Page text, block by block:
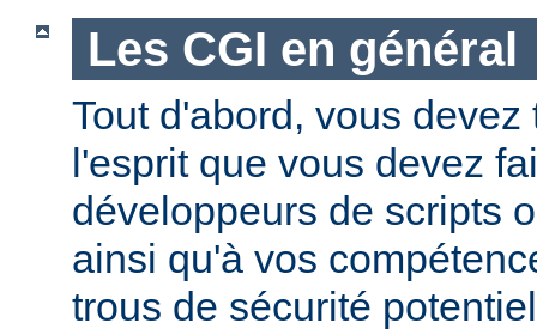
Les CGI en général
Tout d'abord, vous
l'esprit que vous devez
développeurs de scripts
ainsi qu'à vos
trous de sécurité